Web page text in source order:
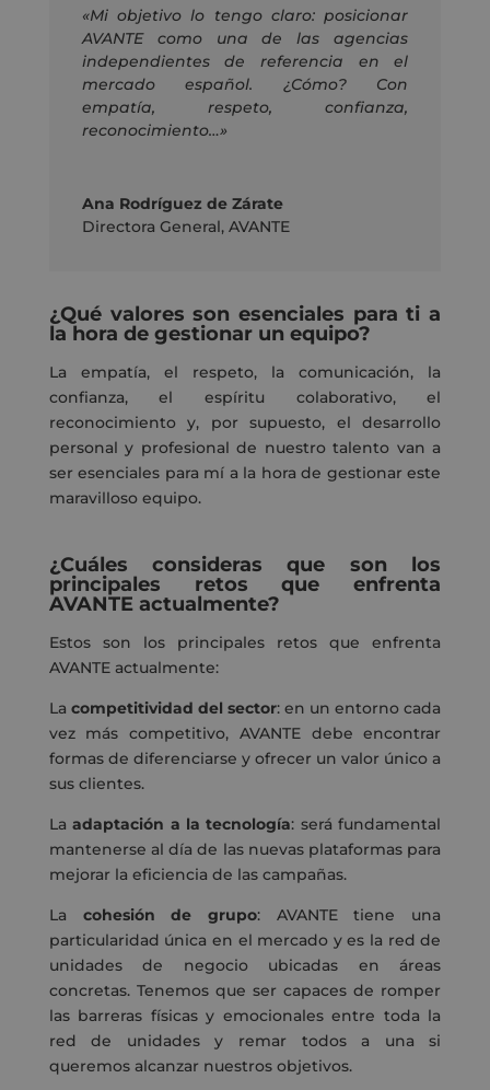
«Mi objetivo lo tengo claro: posicionar
AVANTE como una de las agencias
independientes de referencia en el
mercado español. ¿Cómo? Con
empatía, respeto, confianza,
reconocimiento…»
Ana Rodríguez de Zárate
Directora General, AVANTE
¿Qué valores son esenciales para ti a
la hora de gestionar un equipo?
La empatía, el respeto, la comunicación, la
confianza, el espíritu colaborativo, el
reconocimiento y, por supuesto, el desarrollo
personal y profesional de nuestro talento van a
ser esenciales para mí a la hora de gestionar este
maravilloso equipo.
¿Cuáles consideras que son los
principales retos que enfrenta
AVANTE actualmente?
Estos son los principales retos que enfrenta
AVANTE actualmente:
La competitividad del sector: en un entorno cada
vez más competitivo, AVANTE debe encontrar
formas de diferenciarse y ofrecer un valor único a
sus clientes.
Laadaptación a la tecnología: será fundamental
mantenerse al día de las nuevas plataformas para
mejorar la eficiencia de las campañas.
La cohesión de grupo: AVANTE tiene una
particularidad única en el mercado y es la red de
unidades de negocio ubicadas en áreas
concretas. Tenemos que ser capaces de romper
las barreras físicas y emocionales entre toda la
red de unidades y remar todos a una si
queremos alcanzar nuestros objetivos.